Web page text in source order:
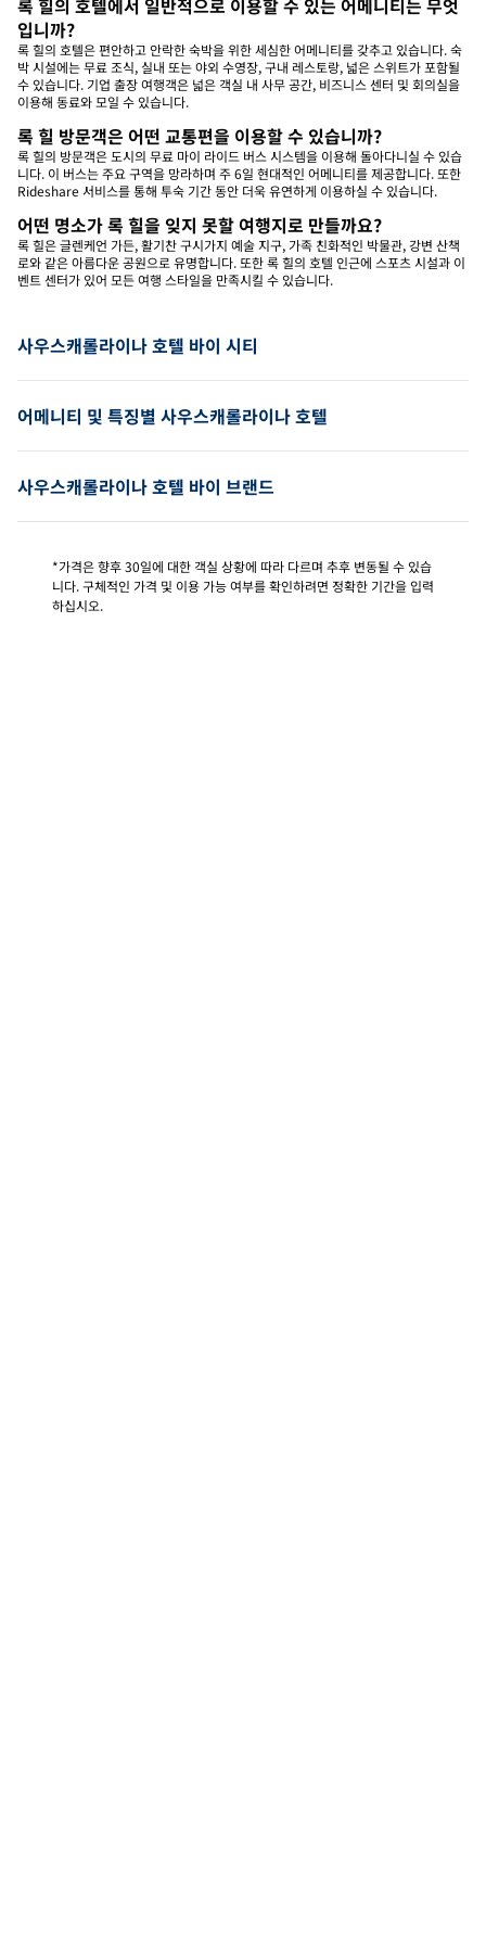
입니까?
록 힐의 호텔은 편안하고 안락한 숙박을 위한 세심한 어메니티를 갖추고 있습니다. 숙
박 시설에는 무료 조식, 실내 또는 야외 수영장, 구내 레스토랑, 넓은 스위트가 포함될
수 있습니다. 기업 출장 여행객은 넓은 객실 내 사무 공간, 비즈니스 센터 및 회의실을
이용해 동료와 모일 수 있습니다.
록 힐 방문객은 어떤 교통편을 이용할 수 있습니까?
록 힐의 방문객은 도시의 무료 마이 라이드 버스 시스템을 이용해 돌아다니실 수 있습
니다. 이 버스는 주요 구역을 망라하며 주 6일 현대적인 어메니티를 제공합니다. 또한
Rideshare 서비스를 통해 투숙 기간 동안 더욱 유연하게 이용하실 수 있습니다.
어떤 명소가 록 힐을 잊지 못할 여행지로 만들까요?
록 힐은 글렌케언 가든, 활기찬 구시가지 예술 지구, 가족 친화적인 박물관, 강변 산책
로와 같은 아름다운 공원으로 유명합니다. 또한 록 힐의 호텔 인근에 스포츠 시설과 이
벤트 센터가 있어 모든 여행 스타일을 만족시킬 수 있습니다.
사우스캐롤라이나 호텔 바이 시티
어메니티 및 특징별 사우스캐롤라이나 호텔
사우스캐롤라이나 호텔 바이 브랜드
*가격은 향후 30일에 대한 객실 상황에 따라 다르며 추후 변동될 수 있습
니다. 구체적인 가격 및 이용 가능 여부를 확인하려면 정확한 기간을 입력
하십시오.